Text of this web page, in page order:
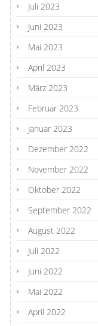
Juli 2023
Juni 2023
Mai 2023
April 2023
März 2023
Februar 2023
Januar 2023
Dezember 2022
November 2022
Oktober 2022
September 2022
August 2022
Juli 2022
Juni 2022
Mai 2022
April 2022